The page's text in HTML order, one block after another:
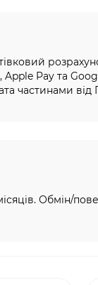
Apple Pay та
частинами від
Обмін/